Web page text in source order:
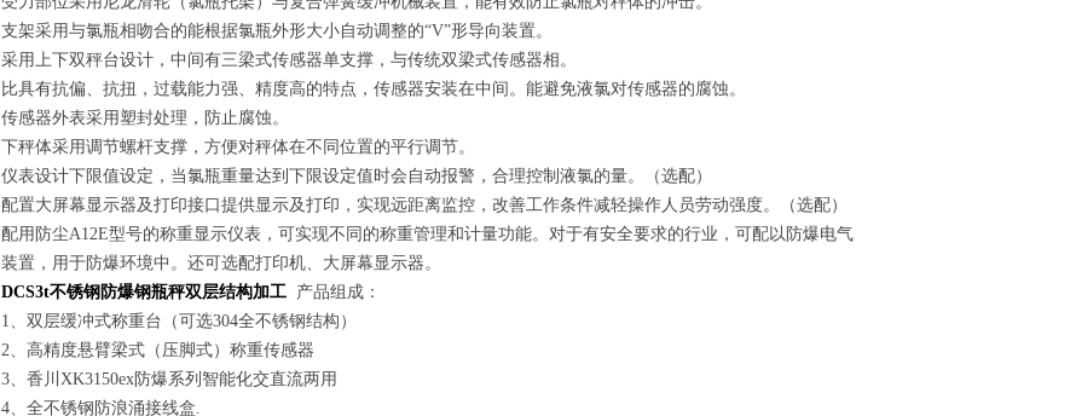
支架采用与氯瓶相吻合的能根据氯瓶外形大小自动调整的“V”形导向装置。
采用上下双秤台设计，中间有三梁式传感器单支撑，与传统双梁式传感器相。
比具有抗偏、抗扭，过载能力强、精度高的特点，传感器安装在中间。能避免液氯对传感器的腐蚀。
传感器外表采用塑封处理，防止腐蚀。
下秤体采用调节螺杆支撑，方便对秤体在不同位置的平行调节。
仪表设计下限值设定，当氯瓶重量达到下限设定值时会自动报警，合理控制液氯的量。（选配）
配置大屏幕显示器及打印接口提供显示及打印，实现远距离监控，改善工作条件减轻操作人员劳动强度。（选配）
配用防尘A12E型号的称重显示仪表，可实现不同的称重管理和计量功能。对于有安全要求的行业，可配以防爆电气
装置，用于防爆环境中。还可选配打印机、大屏幕显示器。
DCS3t不锈钢防爆钢瓶秤双层结构加工 产品组成：
1、双层缓冲式称重台（可选304全不锈钢结构）
2、高精度悬臂梁式（压脚式）称重传感器
3、香川XK3150ex防爆系列智能化交直流两用
4、全不锈钢防浪涌接线盒.